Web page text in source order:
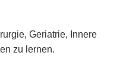
Geriatrie, Innere
zu lernen.